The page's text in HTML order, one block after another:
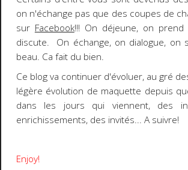
on n'échange pas que des coupes de
sur Facebook!!! On déjeune, on
discute. On échange, on dialogue, on
beau. Ca fait du bien.
Ce blog va continuer d'évoluer, au gré
légère évolution de maquette depuis
dans les jours qui viennent, des
enrichissements, des invités... A suivre!
Enjoy!